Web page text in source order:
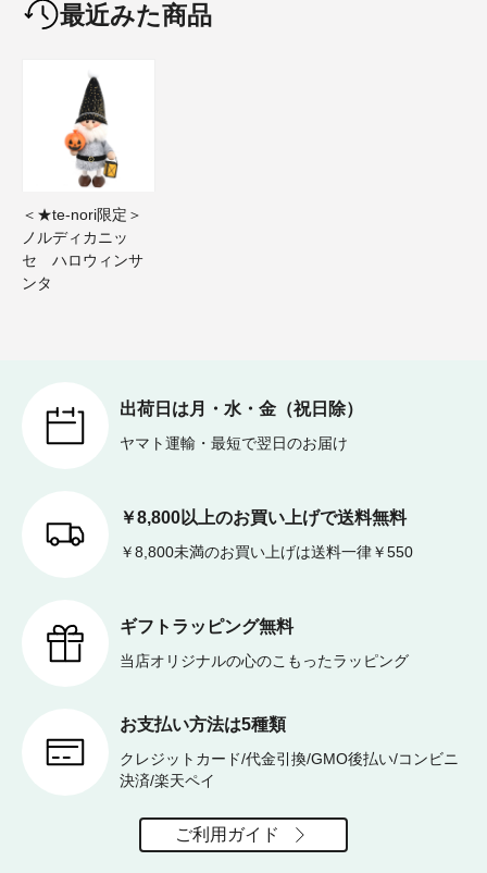
最近みた商品
＜★te-nori限定＞
ノルディカニッ
セ ハロウィンサ
ンタ
出荷日は月・水・金（祝日除）
ヤマト運輸・最短で翌日のお届け
￥8,800以上のお買い上げで送料無料
￥8,800未満のお買い上げは送料一律￥550
ギフトラッピング無料
当店オリジナルの心のこもったラッピング
お支払い方法は5種類
クレジットカード/代金引換/GMO後払い/コンビニ
決済/楽天ペイ
ご利用ガイド